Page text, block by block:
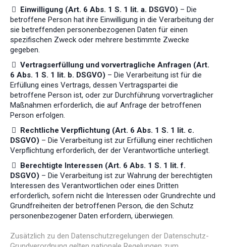
Einwilligung (Art. 6 Abs. 1 S. 1 lit. a. DSGVO) – Die
betroffene Person hat ihre Einwilligung in die Verarbeitung der
sie betreffenden personenbezogenen Daten für einen
spezifischen Zweck oder mehrere bestimmte Zwecke
gegeben.
Vertragserfüllung und vorvertragliche Anfragen (Art.
6 Abs. 1 S. 1 lit. b. DSGVO) – Die Verarbeitung ist für die
Erfüllung eines Vertrags, dessen Vertragspartei die
betroffene Person ist, oder zur Durchführung vorvertraglicher
Maßnahmen erforderlich, die auf Anfrage der betroffenen
Person erfolgen.
Rechtliche Verpflichtung (Art. 6 Abs. 1 S. 1 lit. c.
DSGVO) – Die Verarbeitung ist zur Erfüllung einer rechtlichen
Verpflichtung erforderlich, der der Verantwortliche unterliegt.
Berechtigte Interessen (Art. 6 Abs. 1 S. 1 lit. f.
DSGVO) – Die Verarbeitung ist zur Wahrung der berechtigten
Interessen des Verantwortlichen oder eines Dritten
erforderlich, sofern nicht die Interessen oder Grundrechte und
Grundfreiheiten der betroffenen Person, die den Schutz
personenbezogener Daten erfordern, überwiegen.
Zusätzlich zu den Datenschutzregelungen der Datenschutz-